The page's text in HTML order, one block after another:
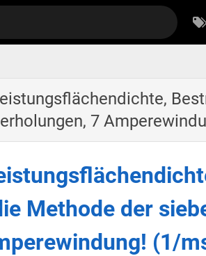
7
Methode der
(1/